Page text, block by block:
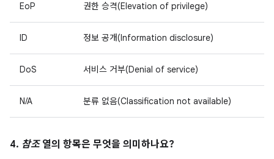
EoP 권한 승격(Elevation of privilege)
ID 정보 공개(Information disclosure)
DoS 서비스 거부(Denial of service)
N/A 분류 없음(Classification not available)
4. 참조열의 항목은 무엇을 의미하나요?